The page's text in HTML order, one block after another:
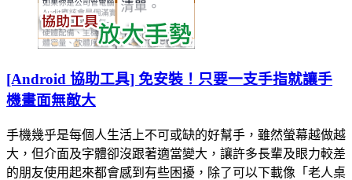
[Android 協助工具] 免安裝！只要一支手指就讓手
機畫面無敵大
手機幾乎是每個人生活上不可或缺的好幫手，雖然螢幕越做越
大，但介面及字體卻沒跟著適當變大，讓許多長輩及眼力較差
的朋友使用起來都會感到有些困擾，除了可以下載像「老人桌